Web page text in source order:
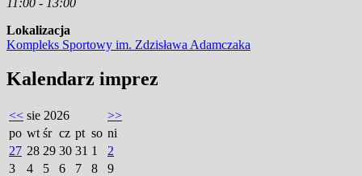
Lokalizacja
Kompleks Sportowy im. Zdzisława Adamczaka
Kalendarz imprez
<< sie 2026
>>
po wt śr cz pt so ni
27 28 29 30 31 1
2
3
4 5 6 7 8
9